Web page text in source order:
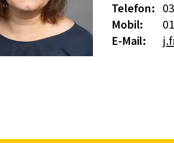
Telefon:
Mobil:
E-Mail: